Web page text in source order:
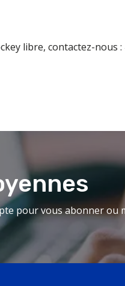
libre, contactez-nous :
pour vous abonner